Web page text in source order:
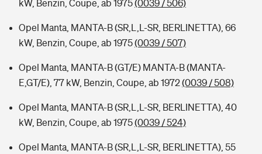
kW, Benzin, Coupe, ab 1975(0039 / 506)
Opel Manta, MANTA-B (SR,L,L-SR, BERLINETTA), 66
kW, Benzin, Coupe, ab 1975(0039 / 507)
Opel Manta, MANTA-B (GT/E) MANTA-B (MANTA-
E,GT/E), 77 kW, Benzin, Coupe, ab 1972(0039 / 508)
Opel Manta, MANTA-B (SR,L,L-SR, BERLINETTA), 40
kW, Benzin, Coupe, ab 1975(0039 / 524)
Opel Manta, MANTA-B (SR,L,L-SR, BERLINETTA), 55